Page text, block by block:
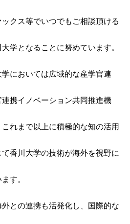
クス等でいつでもご相談頂ける
学となることに努めています。
においては広域的な産学官連
携イノベーション共同推進機
れまで以上に積極的な知の活用
香川大学の技術が海外を視野に
す。
との連携も活発化し、国際的な